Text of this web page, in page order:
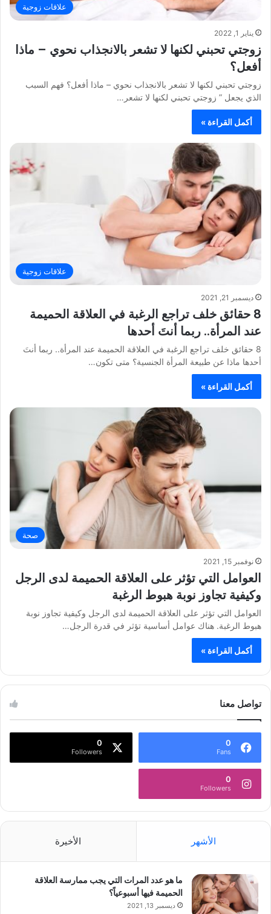
علاقات زوجية
يناير 1, 2022
زوجتي تحبني لكنها لا تشعر بالانجذاب نحوي – ماذا
أفعل؟
زوجتي تحبني لكنها لا تشعر بالانجذاب نحوي – ماذا أفعل؟ فهم السبب
الذي يجعل ” زوجتي تحبني لكنها لا تشعر…
أكمل القراءة »
علاقات زوجية
ديسمبر 21, 2021
8 حقائق خلف تراجع الرغبة في العلاقة الحميمة
عند المرأة.. ربما أنتَ أحدها
8 حقائق خلف تراجع الرغبة في العلاقة الحميمة عند المرأة.. ربما أنتَ
أحدها ماذا عن طبيعة المرأة الجنسية؟ متى تكون…
أكمل القراءة »
صحة
نوفمبر 15, 2021
العوامل التي تؤثر على العلاقة الحميمة لدى الرجل
وكيفية تجاوز نوبة هبوط الرغبة
العوامل التي تؤثر على العلاقة الحميمة لدى الرجل وكيفية تجاوز نوبة
هبوط الرغبة. هناك عوامل أساسية تؤثر في قدرة الرجل…
أكمل القراءة »
تواصل معنا
0
Fans
0
Followers
0
Followers
الأشهر الأخيرة
ما هو عدد المرات التي يجب ممارسة العلاقة
الحميمة فيها أسبوعياً؟
ديسمبر 13, 2021